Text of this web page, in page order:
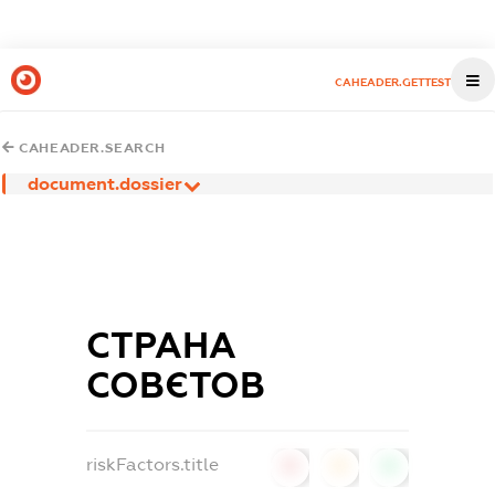
CAHEADER.GETTEST
CAHEADER.SEARCH
document.dossier
СТРАНА
СОВЄТОВ
riskFactors.title